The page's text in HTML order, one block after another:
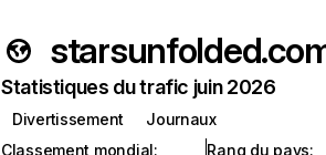
Statistiques du trafic juin 2026
Divertissement
Journaux
Classement mondial:
Rang du pays: